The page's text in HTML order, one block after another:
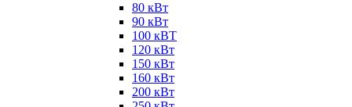
80 кВт
90 кВт
100 кВТ
120 кВт
150 кВт
160 кВт
200 кВт